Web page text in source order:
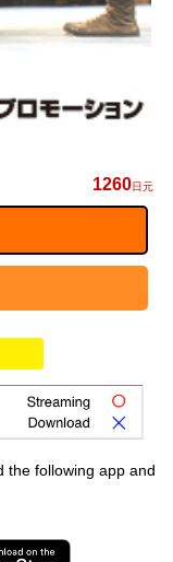
1260日元
the following app and